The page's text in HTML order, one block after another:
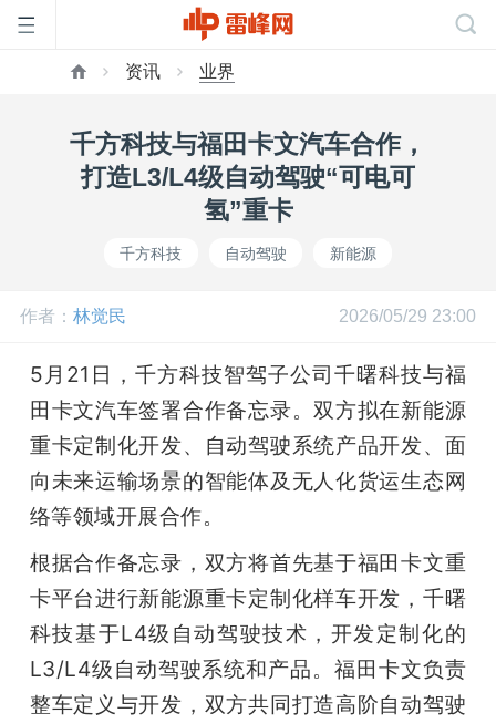
页
网
公
开
课
活
动
资讯 业界
千方科技与福田卡文汽车合作，
打造L3/L4级自动驾驶“可电可
氢”重卡
千方科技 自动驾驶 新能源
作者： 林觉民 2026/05/29 23:00
5月21日，千方科技智驾子公司千曙科技与福
田卡文汽车签署合作备忘录。双方拟在新能源
重卡定制化开发、自动驾驶系统产品开发、面
向未来运输场景的智能体及无人化货运生态网
络等领域开展合作。
根据合作备忘录，双方将首先基于福田卡文重
卡平台进行新能源重卡定制化样车开发，千曙
科技基于L4级自动驾驶技术，开发定制化的
L3/L4级自动驾驶系统和产品。福田卡文负责
整车定义与开发，双方共同打造高阶自动驾驶